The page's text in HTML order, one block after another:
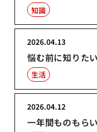
知識
悩む前に知りた
2026.04.13
生活
一年間ものもら
2026.04.12